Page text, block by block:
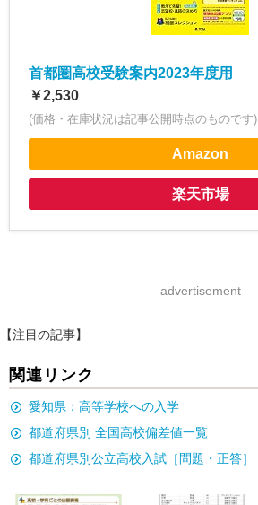
首都圏高校受験案内2023年度用
￥2,530
(価格・在庫状況は記事公開時点のものです)
Amazon
楽天市場
advertisement
【注目の記事】
関連リンク
愛知県：高等学校への入学
都道府県別 全国高校偏差値一覧
都道府県別公立高校入試［問題・正答］